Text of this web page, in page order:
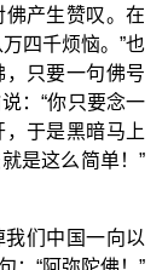
产生赞叹。在
四千烦恼。”也
只要一句佛号
：“你只要念一
于是黑暗马上
是这么简单！”
们中国一向以